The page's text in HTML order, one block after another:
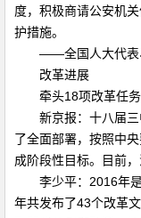
度，积极商请公安机
护措施。
——全国人大代表、
改革进展
牵头18项改革任务
新京报：十八届三
了全面部署，按照中
成阶段性目标。目前
李少平：2016年是
年共发布了43个改革